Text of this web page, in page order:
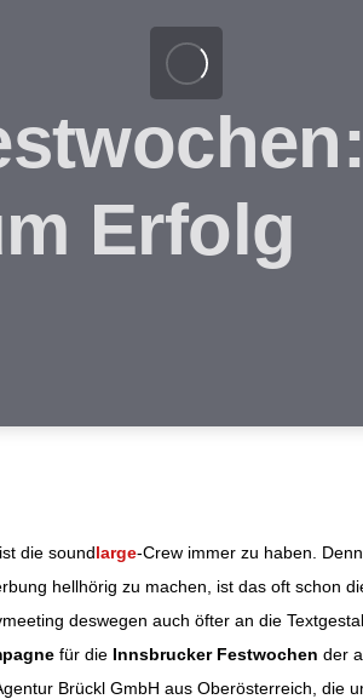
Erfolg
die soundlarge-Crew immer zu haben.
hellhörig zu machen, ist das oft schon
deswegen auch öfter an die
für die Innsbrucker Festwochen der
Brückl GmbH aus Oberösterreich, die